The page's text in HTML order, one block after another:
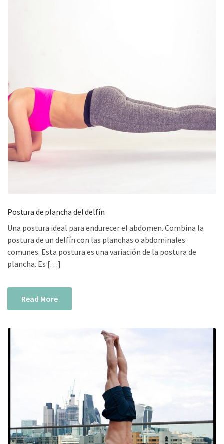
Postura de plancha del delfín
Una postura ideal para endurecer el abdomen. Combina la
postura de un delfín con las planchas o abdominales
comunes. Esta postura es una variación de la postura de
plancha. Es […]
Read More